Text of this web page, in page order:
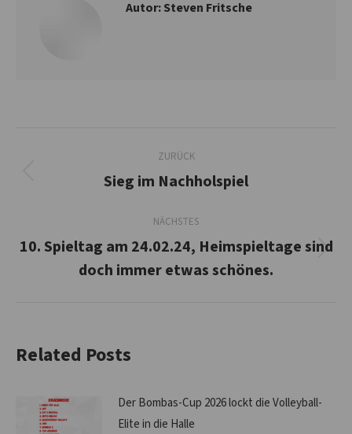
Autor:Steven Fritsche
Kommentarnavigation
ZURÜCK
Vorheriger
Sieg im Nachholspiel
NÄCHSTES
Nächster
Beitrag:
10. Spieltag am 24.02.24, Heimspieltage sind
doch immer etwas schönes.
Related Posts
Der Bombas-Cup 2026 lockt die Volleyball-
Elite in die Halle